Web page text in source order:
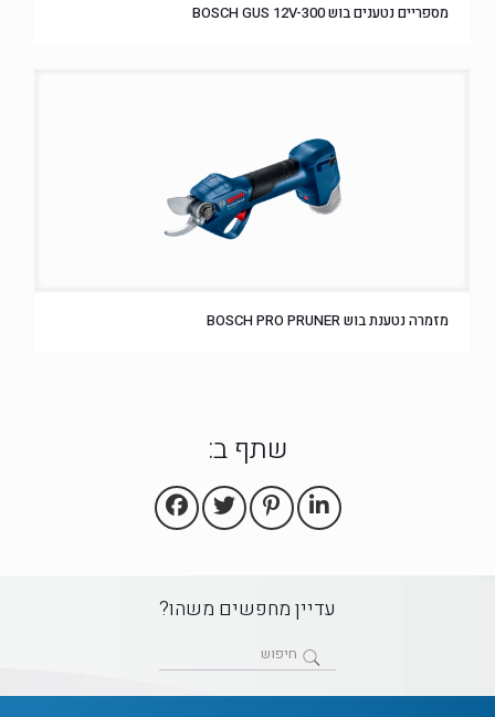
מספריים נטענים בוש BOSCH GUS 12V-300
מזמרה נטענת בוש BOSCH PRO PRUNER
שתף ב:
עדיין מחפשים משהו?